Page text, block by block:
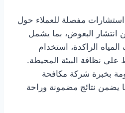
مفصلة للعملاء حول
انتشار البعوض، بما يشمل
المياه الراكدة، استخدام
على نظافة البيئة المحيطة.
بخبرة شركة مكافحة
يضمن نتائج مضمونة وراحة